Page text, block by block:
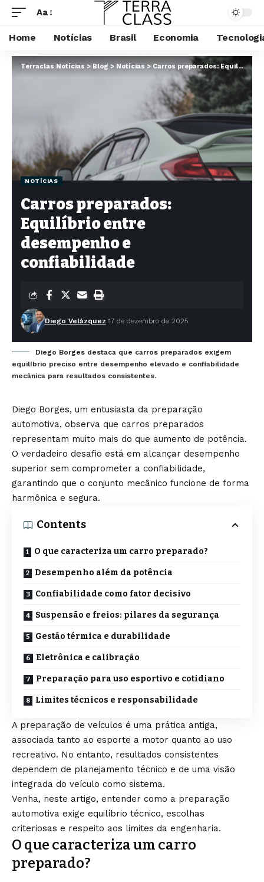
Aa
Home Notícias Brasil Economia
Terraclas Notícias > Blog > Notícias> Carros preparados: Equilíbrio entre desempenho e confiabilidade
NOTÍCIAS
Carros preparados:
Equilíbrio entre
desempenho e
confiabilidade
Diego Velázquez 17 de dezembro de 2025
Diego Borges destaca que carros preparados exigem
equilíbrio preciso entre desempenho elevado e confiabilidade
mecânica para resultados consistentes.
Diego Borges, um entusiasta da preparação
automotiva, observa que carros preparados
representam muito mais do que aumento de potência.
O verdadeiro desafio está em alcançar desempenho
superior sem comprometer a confiabilidade,
garantindo que o conjunto mecânico funcione de forma
harmônica e segura.
Contents
O que caracteriza um carro preparado?
Desempenho além da potência
Confiabilidade como fator decisivo
Suspensão e freios: pilares da segurança
Gestão térmica e durabilidade
Eletrônica e calibração
Preparação para uso esportivo e cotidiano
Limites técnicos e responsabilidade
A preparação de veículos é uma prática antiga,
associada tanto ao esporte a motor quanto ao uso
recreativo. No entanto, resultados consistentes
dependem de planejamento técnico e de uma visão
integrada do veículo como sistema.
Venha, neste artigo, entender como a preparação
automotiva exige equilíbrio técnico, escolhas
criteriosas e respeito aos limites da engenharia.
O que caracteriza um carro
preparado?